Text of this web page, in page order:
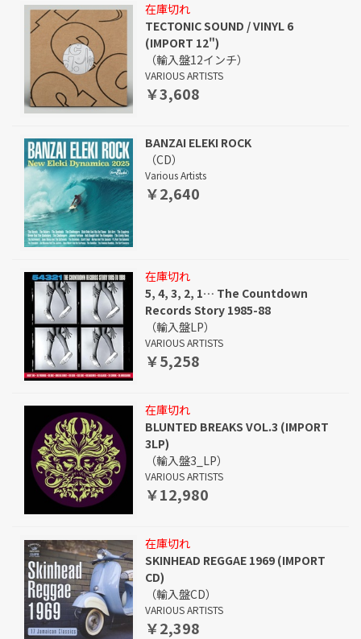
在庫切れ
TECTONIC SOUND / VINYL 6
(IMPORT 12")
（輸入盤12インチ）
VARIOUS ARTISTS
￥3,608
BANZAI ELEKI ROCK
（CD）
Various Artists
￥2,640
在庫切れ
5, 4, 3, 2, 1… The Countdown
Records Story 1985-88
（輸入盤LP）
VARIOUS ARTISTS
￥5,258
在庫切れ
BLUNTED BREAKS VOL.3 (IMPORT
3LP)
（輸入盤3_LP）
VARIOUS ARTISTS
￥12,980
在庫切れ
SKINHEAD REGGAE 1969 (IMPORT
CD)
（輸入盤CD）
VARIOUS ARTISTS
￥2,398